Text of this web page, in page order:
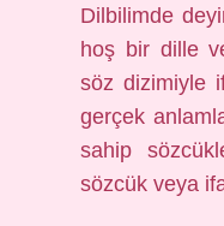
Dilbilimde
hoş bir dille
söz dizimiyle
gerçek
sahip
sözcük veya